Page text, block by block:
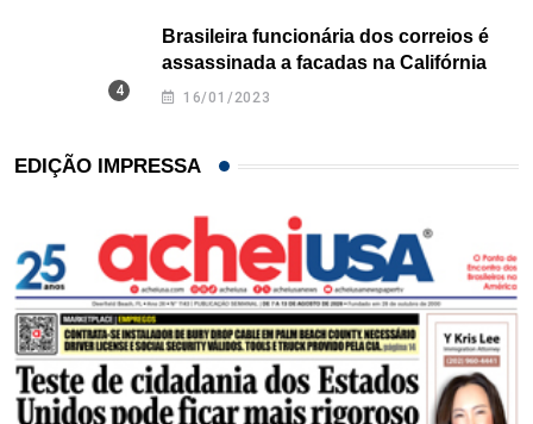
Brasileira funcionária dos correios é
assassinada a facadas na Califórnia
16/01/2023
EDIÇÃO IMPRESSA